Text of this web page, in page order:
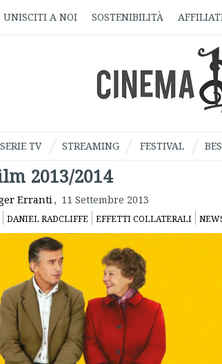
UNISCITI A NOI SOSTENIBILITÀ
SERIE TV STREAMING FESTIVAL
2013/2014
Erranti, 11 Settembre 2013
DANIEL RADCLIFFE EFFETTI COLLATERALI